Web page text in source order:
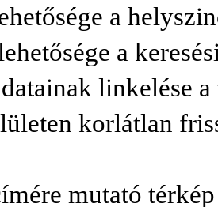
a
a
linkelése
korlátlan
mutató